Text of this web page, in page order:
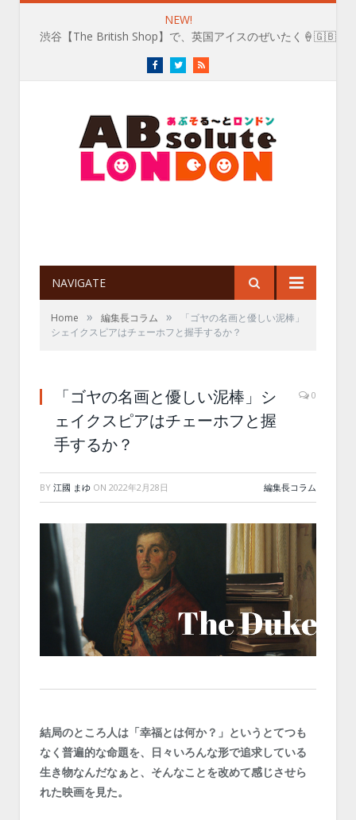
NEW!
渋谷【The British Shop】で、英国アイスのぜいたく🍦🇬🇧
FacebookTwitterRSS
NAVIGATE
Home » 編集長コラム »
「ゴヤの名画と優しい泥棒」
シェイクスピアはチェーホフと握手するか？
「ゴヤの名画と優しい泥棒」シ
ェイクスピアはチェーホフと握
手するか？
0
BY 江國 まゆ ON 2022年2月28日 編集長コラム
結局のところ人は「幸福とは何か？」というとてつも
なく普遍的な命題を、日々いろんな形で追求している
生き物なんだなぁと、そんなことを改めて感じさせら
れた映画を見た。